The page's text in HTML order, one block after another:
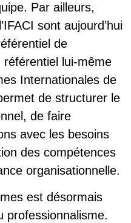
Par ailleurs,
sont aujourd’hui
de
référentiel lui-même
Internationales de
de structurer le
de faire
avec les besoins
des compétences
organisationnelle.
est désormais
professionnalisme.